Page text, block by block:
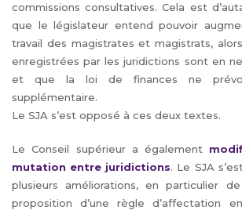
commissions consultatives. Cela est
que le législateur entend pouvoir
travail des magistrates et magistrats,
enregistrées par les juridictions sont en
et que la loi de finances ne
supplémentaire.
Le SJA s’est opposé à ces deux textes.
Le Conseil supérieur a également
mutation entre juridictions. Le SJA
plusieurs améliorations, en particulier
proposition d’une règle d’affectation